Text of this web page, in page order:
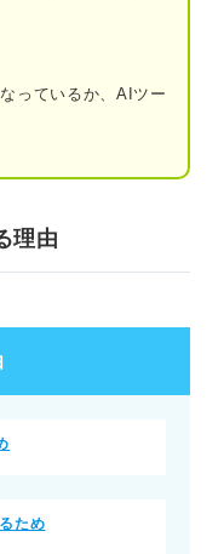
すコツ
る
っているか、AIツー
理由
ため